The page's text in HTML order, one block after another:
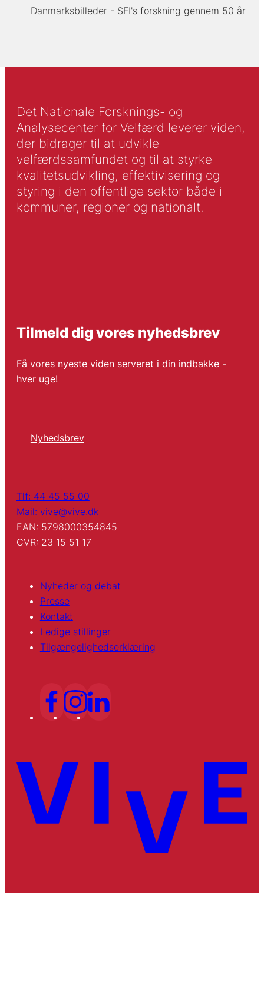
Danmarksbilleder - SFI's forskning gennem 50 år
Det Nationale Forsknings- og
Analysecenter for Velfærd leverer viden,
der bidrager til at udvikle
velfærdssamfundet og til at styrke
kvalitetsudvikling, effektivisering og
styring i den offentlige sektor både i
kommuner, regioner og nationalt.
Tilmeld dig vores nyhedsbrev
Få vores nyeste viden serveret i din indbakke -
hver uge!
Nyhedsbrev
Tlf: 44 45 55 00
Mail: vive@vive.dk
EAN: 5798000354845
CVR: 23 15 51 17
Nyheder og debat
Presse
Kontakt
Ledige stillinger
Tilgængelighedserklæring